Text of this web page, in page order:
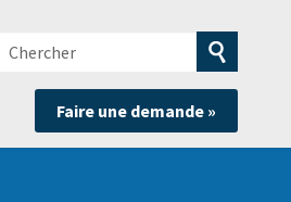
Chercher
Soumettre
la
recherche
Faire une demande »